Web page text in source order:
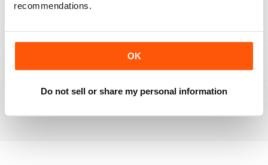
recommendations.
OK
Do not sell or share my personal information
PRAIRIES NORTH REVIEW